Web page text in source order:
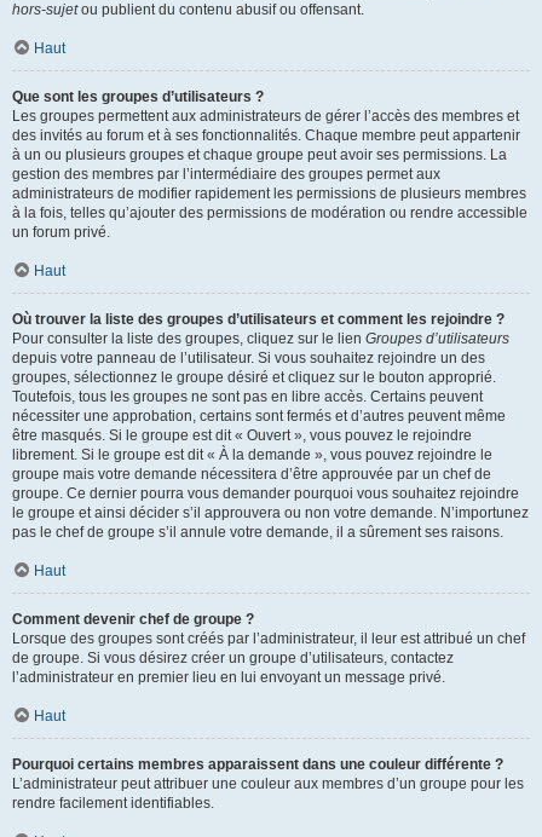
hors-sujetou publient du contenu abusif ou offensant.
Haut
Que sont les groupes d’utilisateurs ?
Les groupes permettent aux administrateurs de gérer l’accès des membres et
des invités au forum et à ses fonctionnalités. Chaque membre peut appartenir
à un ou plusieurs groupes et chaque groupe peut avoir ses permissions. La
gestion des membres par l’intermédiaire des groupes permet aux
administrateurs de modifier rapidement les permissions de plusieurs membres
à la fois, telles qu’ajouter des permissions de modération ou rendre accessible
un forum privé.
Haut
Où trouver la liste des groupes d’utilisateurs et comment les rejoindre ?
Pour consulter la liste des groupes, cliquez sur le lien Groupes d’utilisateurs
depuis votre panneau de l’utilisateur. Si vous souhaitez rejoindre un des
groupes, sélectionnez le groupe désiré et cliquez sur le bouton approprié.
Toutefois, tous les groupes ne sont pas en libre accès. Certains peuvent
nécessiter une approbation, certains sont fermés et d’autres peuvent même
être masqués. Si le groupe est dit « Ouvert », vous pouvez le rejoindre
librement. Si le groupe est dit « À la demande », vous pouvez rejoindre le
groupe mais votre demande nécessitera d’être approuvée par un chef de
groupe. Ce dernier pourra vous demander pourquoi vous souhaitez rejoindre
le groupe et ainsi décider s’il approuvera ou non votre demande. N’importunez
pas le chef de groupe s’il annule votre demande, il a sûrement ses raisons.
Haut
Comment devenir chef de groupe ?
Lorsque des groupes sont créés par l’administrateur, il leur est attribué un chef
de groupe. Si vous désirez créer un groupe d’utilisateurs, contactez
l’administrateur en premier lieu en lui envoyant un message privé.
Haut
Pourquoi certains membres apparaissent dans une couleur différente ?
L’administrateur peut attribuer une couleur aux membres d’un groupe pour les
rendre facilement identifiables.